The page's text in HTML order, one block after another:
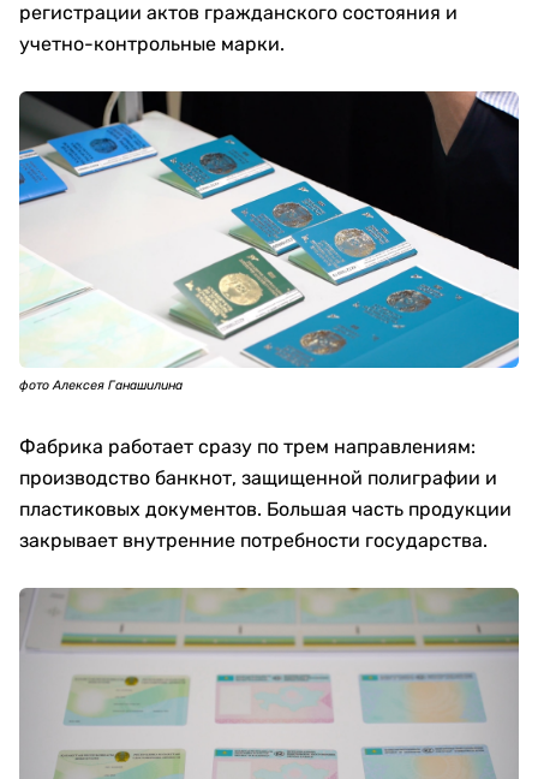
регистрации актов гражданского состояния и
учетно-контрольные марки.
фото Алексея Ганашилина
Фабрика работает сразу по трем направлениям:
производство банкнот, защищенной полиграфии и
пластиковых документов. Большая часть продукции
закрывает внутренние потребности государства.